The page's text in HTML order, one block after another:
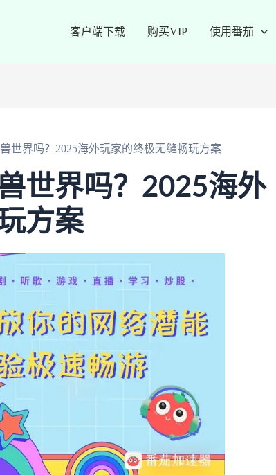
客户端下载 购买VIP 使用番茄
世界吗？2025海外玩家的终极无缝畅玩方案
世界吗？2025海外
方案